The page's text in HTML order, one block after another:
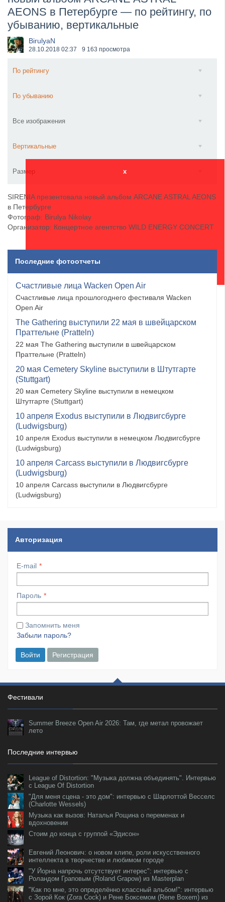
​Anthrax выпустили новый сингл и клип «Everybod...
AEONS в Петербурге — по рейтингу, по
убыванию, вертикальные
BirulyaN
28.10.2018 02:37 9 163 просмотра
По рейтингу
По убыванию
Все изображения
Вертикальные
Размер x
SIRENIA презентовала новый альбом ARCANE ASTRAL AEONS
в Петербурге
Фотограф: Birulya Nikolay
Организатор: Концертное агентство WILD ENERGY CONCERT
Последние фотоотчеты
Счастливые лица Wacken Open Air
Счастливые лица прошлогоднего фестиваля Wacken
Open Air
The Gathering выступили 22 мая в швейцарском
Праттельне (Pratteln)
22 мая The Gathering выступили в швейцарском
Праттельне (Pratteln)
20 мая Cemetery Skyline выступили в Штутгарте
(Stuttgart)
20 мая Cemetery Skyline выступили в немецком
Штутгарте (Stuttgart)
10 апреля Exodus выступили в Людвигсбурге
(Ludwigsburg)
10 апреля Exodus выступили в немецком Людвигсбурге
(Ludwigsburg)
10 апреля Carcass выступили в Людвигсбурге
(Ludwigsburg)
10 апреля Carcass выступили в Людвигсбурге
(Ludwigsburg)
Авторизация
E-mail
Пароль
Запомнить меня
Забыли пароль?
Войти Регистрация
Фестивали
Summer Breeze Open Air 2026: Там, где метал провожает
лето
Последние интервью
League of Distortion: "Музыка должна объединять". Интервью
с League Of Distortion
"Для меня сцена - это дом": интервью с Шарлоттой Весселс
(Charlotte Wessels)
Музыка как вызов: Наталья Рощина о переменах и
вдохновении
Стоим до конца с группой «Эдисон»
Евгений Леонович: о новом клипе, роли искусственного
интеллекта в творчестве и любимом городе
"У Йорна напрочь отсутствует интерес": интервью с
Роландом Граповым (Roland Grapow) из Masterplan
"Как по мне, это определённо классный альбом!": интервью
с Зорой Кок (Zora Cock) и Рене Боксемом (Rene Boxem) из